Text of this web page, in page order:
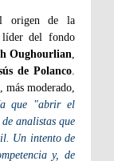
origen de la
del fondo
Oughourlian,
de Polanco.
moderado,
que "abrir el
analistas que
Un intento de
y, de